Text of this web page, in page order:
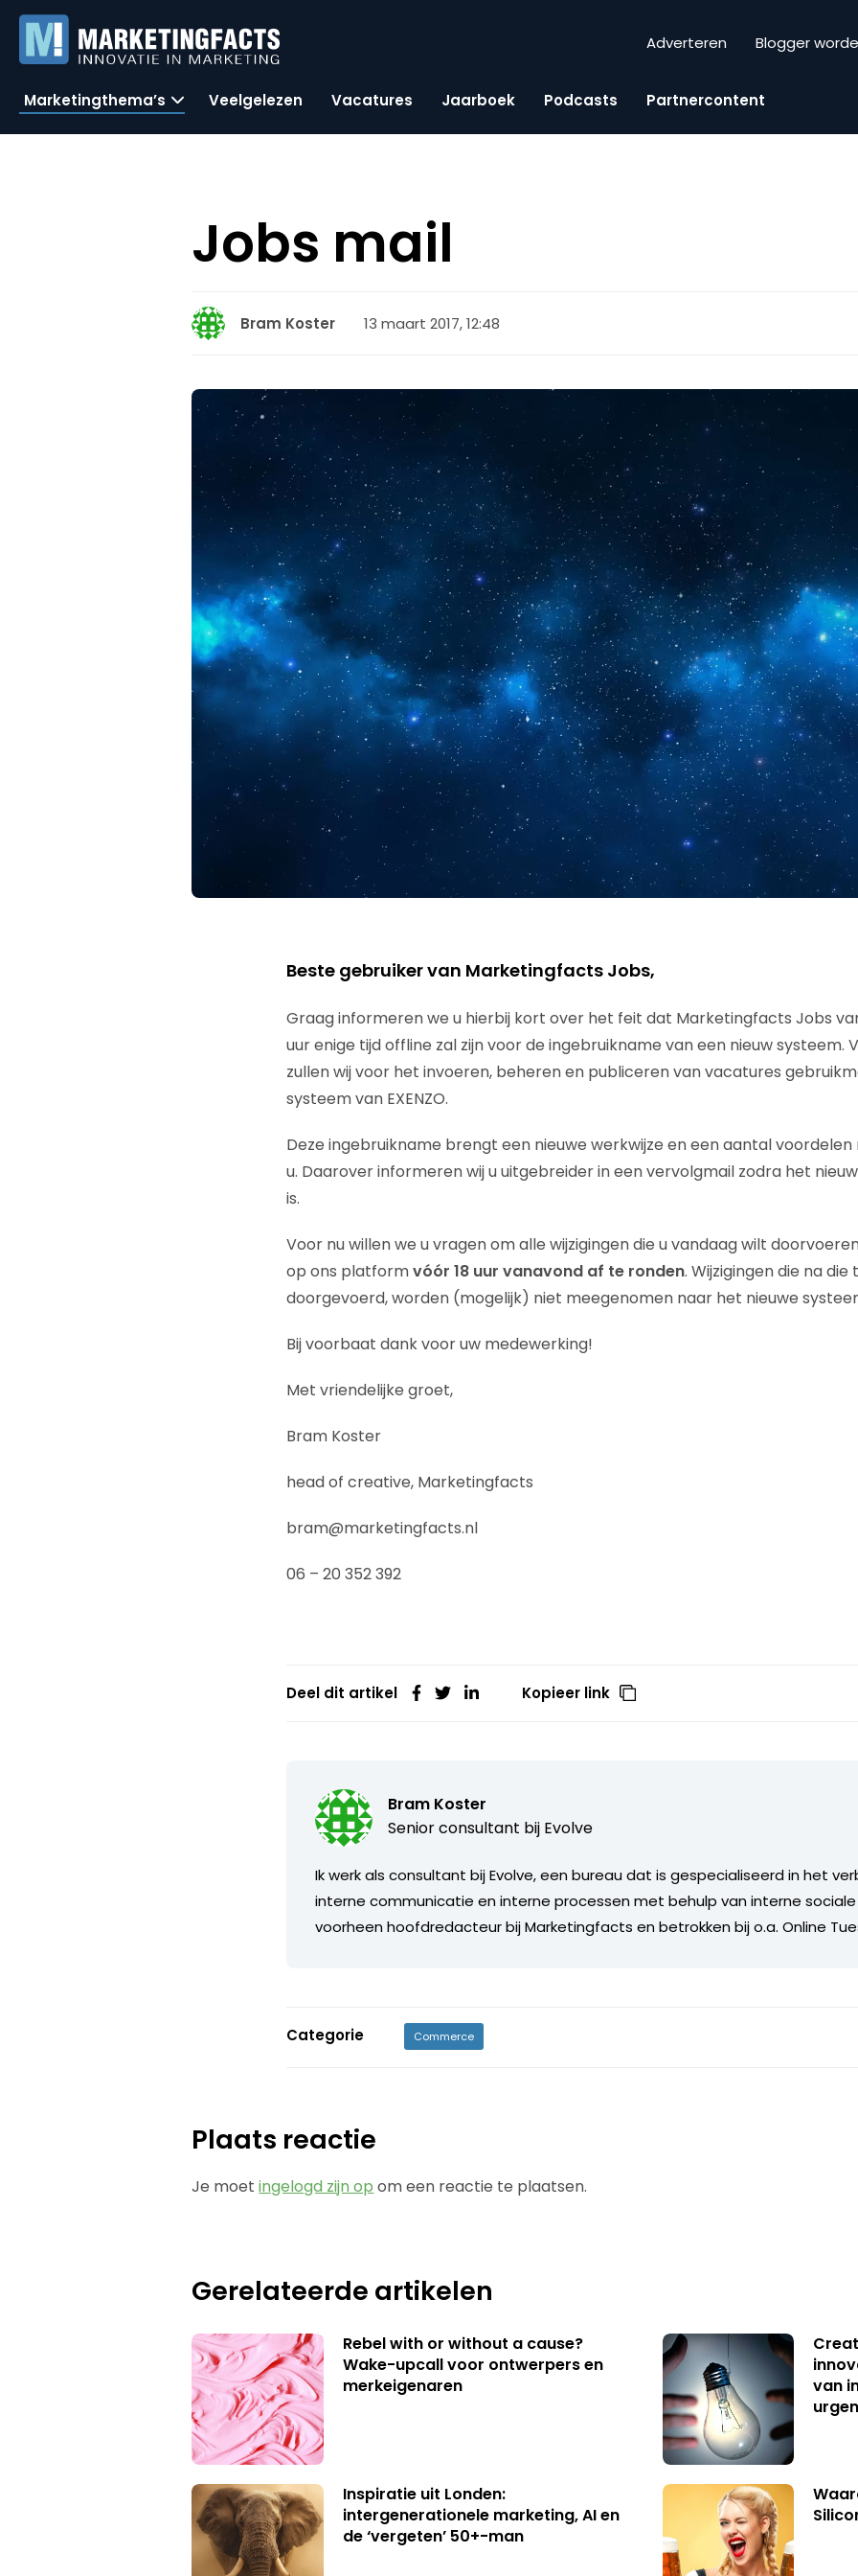
Adverteren Blogger
Marketingthema’s Veelgelezen Vacatures Jaarboek Podcasts Partnercontent
Jobs mail
Bram Koster 13 maart 2017, 12:48
Beste gebruiker van Marketingfacts Jobs,
Graag informeren we u hierbij kort over het feit dat Marketingfacts Jobs
uur enige tijd offline zal zijn voor de ingebruikname van een nieuw systeem.
zullen wij voor het invoeren, beheren en publiceren van vacatures
systeem van EXENZO.
Deze ingebruikname brengt een nieuwe werkwijze en een aantal
u. Daarover informeren wij u uitgebreider in een vervolgmail zodra het
is.
Voor nu willen we u vragen om alle wijzigingen die u vandaag wilt
op ons platformvóór 18 uur vanavond af te ronden. Wijzigingen die na die
doorgevoerd, worden (mogelijk) niet meegenomen naar het nieuwe
Bij voorbaat dank voor uw medewerking!
Met vriendelijke groet,
Bram Koster
head of creative, Marketingfacts
bram@marketingfacts.nl
06 – 20 352 392
Deel dit artikel Kopieer link
Bram Koster
Senior consultant bij Evolve
Ik werk als consultant bij Evolve, een bureau dat is gespecialiseerd in het
interne communicatie en interne processen met behulp van interne
voorheen hoofdredacteur bij Marketingfacts en betrokken bij o.a. Online
Categorie Commerce
Plaats reactie
Je moetingelogd zijn op om een reactie te plaatsen.
Gerelateerde artikelen
Rebel with or without a cause?
Wake-upcall voor ontwerpers en
merkeigenaren
van
Inspiratie uit Londen:
intergenerationele marketing, AI en
de ‘vergeten’ 50+-man